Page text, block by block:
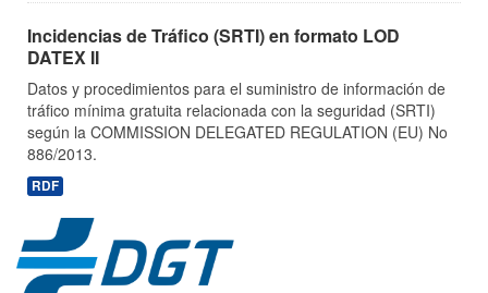
Incidencias de Tráfico (SRTI) en formato LOD
DATEX II
Datos y procedimientos para el suministro de información de
tráfico mínima gratuita relacionada con la seguridad (SRTI)
según la COMMISSION DELEGATED REGULATION (EU) No
886/2013.
RDF